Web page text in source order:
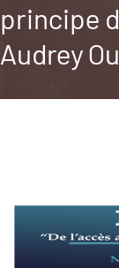
principe
Audrey